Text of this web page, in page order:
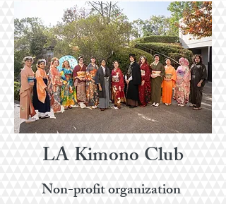
LA Kimono Club
Non-profit organization